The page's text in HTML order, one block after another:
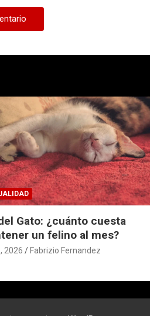
Gato: ¿cuánto cuesta
un felino al mes?
2026 Fabrizio Fernandez